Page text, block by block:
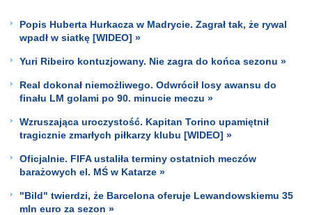
Popis Huberta Hurkacza w Madrycie. Zagrał tak, że rywal
wpadł w siatkę [WIDEO] »
Yuri Ribeiro kontuzjowany. Nie zagra do końca sezonu »
Real dokonał niemożliwego. Odwrócił losy awansu do
finału LM golami po 90. minucie meczu »
Wzruszająca uroczystość. Kapitan Torino upamiętnił
tragicznie zmarłych piłkarzy klubu [WIDEO] »
Oficjalnie. FIFA ustaliła terminy ostatnich meczów
barażowych el. MŚ w Katarze »
"Bild" twierdzi, że Barcelona oferuje Lewandowskiemu 35
mln euro za sezon »